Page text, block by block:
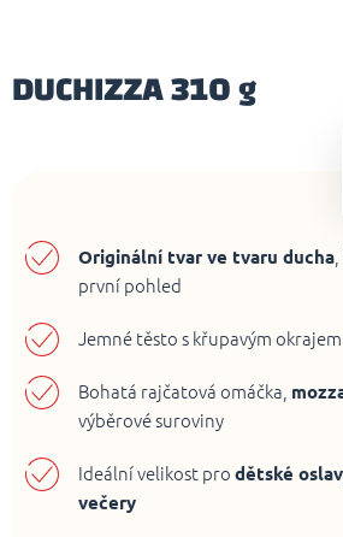
DUCHIZZA 310 g
Originální tvar ve tvaru ducha
první pohled
Jemné těsto s křupavým okrajem
Bohatá rajčatová omáčka,
výběrové suroviny
Ideální velikost pro dětské
večery